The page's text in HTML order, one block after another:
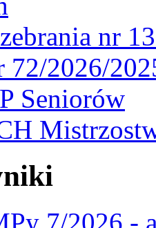
nr
72/2026/
Seniorów
7/2026 -